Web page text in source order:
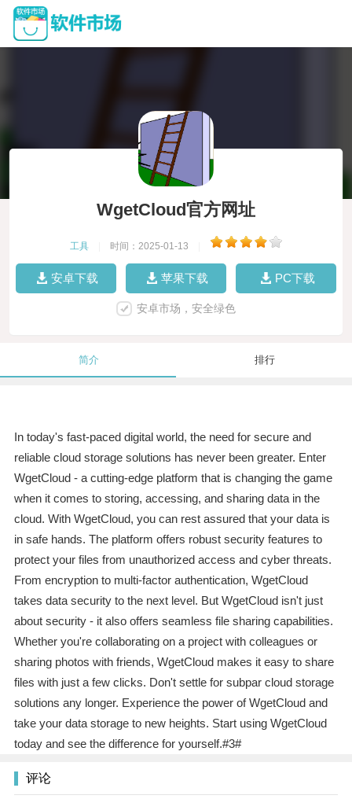
WgetCloud官方网址
工具 时间：2025-01-13
安卓下载 苹果下载 PC下载
安卓市场，安全绿色
简介 排行
In today's fast-paced digital world, the need for secure and
reliable cloud storage solutions has never been greater. Enter
WgetCloud - a cutting-edge platform that is changing the game
when it comes to storing, accessing, and sharing data in the
cloud. With WgetCloud, you can rest assured that your data is
in safe hands. The platform offers robust security features to
protect your files from unauthorized access and cyber threats.
From encryption to multi-factor authentication, WgetCloud
takes data security to the next level. But WgetCloud isn't just
about security - it also offers seamless file sharing capabilities.
Whether you're collaborating on a project with colleagues or
sharing photos with friends, WgetCloud makes it easy to share
files with just a few clicks. Don't settle for subpar cloud storage
solutions any longer. Experience the power of WgetCloud and
take your data storage to new heights. Start using WgetCloud
today and see the difference for yourself.#3#
评论